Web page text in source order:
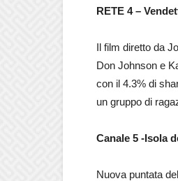
RETE 4 –
Il film diretto da
Don Johnson e
con il 4.3% di
un gruppo di
Canale 5 -Isola
Nuova puntata